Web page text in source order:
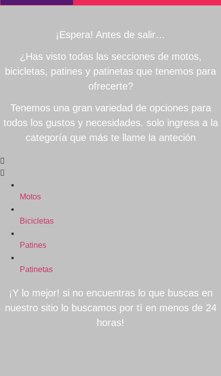
¡Espera! Antes de salir…
¿Has visto todas las secciones de motos,
bicicletas, patines y patinetas que tenemos para
ofrecerte?
Tenemos una gran variedad de opciones para
todos los gustos y necesidades. solo ingresa a la
categoría que más te llame la anteción
Motos
Bicicletas
Patines
Patinetas
¡Y lo mejor! si no encuentras lo que buscas en
nuestro sitio lo buscamos por tí en menos de 24
horas!